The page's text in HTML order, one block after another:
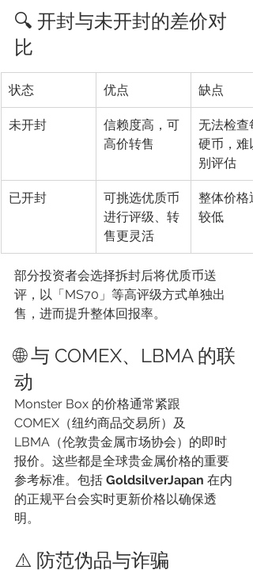
🔍 开封与未开封的差价对
比
状态 优点 缺点
未开封
信赖度高，可
高价转售
无法检查
硬币，难
别评估
已开封
可挑选优质币
进行评级、转
售更灵活
整体价格
较低
部分投资者会选择拆封后将优质币送
评，以「MS70」等高评级方式单独出
售，进而提升整体回报率。
🌐 与 COMEX、LBMA 的联
动
Monster Box 的价格通常紧跟
COMEX（纽约商品交易所）及
LBMA（伦敦贵金属市场协会）的即时
报价。这些都是全球贵金属价格的重要
参考标准。包括 GoldsilverJapan 在内
的正规平台会实时更新价格以确保透
明。
⚠️ 防范伪品与诈骗